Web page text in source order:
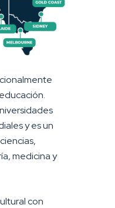
y es un
medicina y
con